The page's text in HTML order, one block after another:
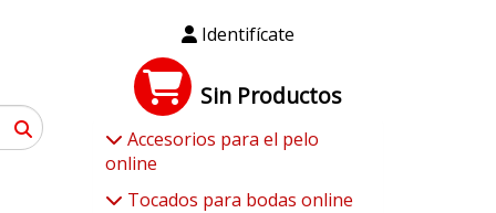
Identifícate
Sin Productos
Accesorios para el pelo
online
Tocados para bodas online